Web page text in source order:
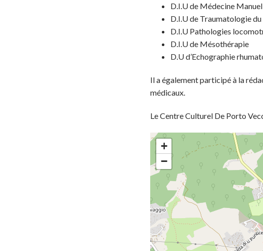
D.I.U de Médecine
D.I.U de Traumatologie
D.I.U Pathologies
D.I.U de Mésothérapie
D.U d’Echographie
Il a également participé à la
médicaux.
Le Centre Culturel De Porto
+
−